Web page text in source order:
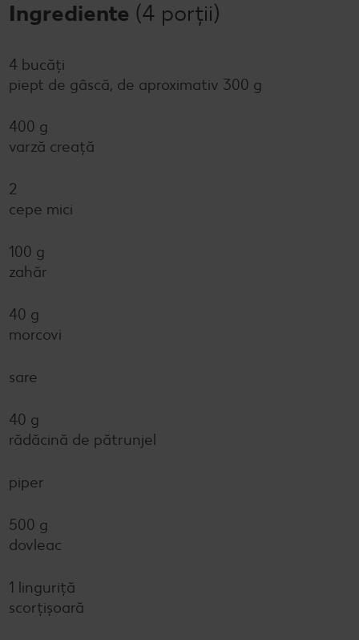
Ingrediente (4 porții)
4 bucăți
piept de gâscă, de aproximativ 300 g
400 g
varză creață
2
cepe mici
100 g
zahăr
40 g
morcovi
sare
40 g
rădăcină de pătrunjel
piper
500 g
dovleac
1 linguriță
scorțișoară